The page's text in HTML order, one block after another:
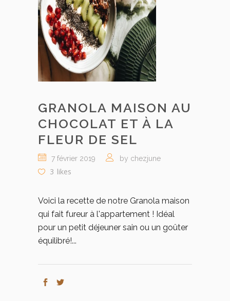
GRANOLA MAISON AU
CHOCOLAT ET À LA
FLEUR DE SEL
7 février 2019 by chezjune
3 likes
Voici la recette de notre Granola maison
qui fait fureur à l'appartement ! Idéal
pour un petit déjeuner sain ou un goûter
équilibré!...